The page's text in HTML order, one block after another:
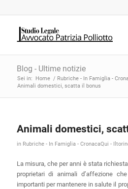
Blog - Ultime notizie
Sei in: Home / Rubriche - In Famiglia -
Animali domestici, scatta il bonus
Animali domestici,
in Rubriche - In Famiglia - CronacaQui -
La misura, che per anni è stata
proprietari di animali d’affezione
importanti per mantenere in salute il